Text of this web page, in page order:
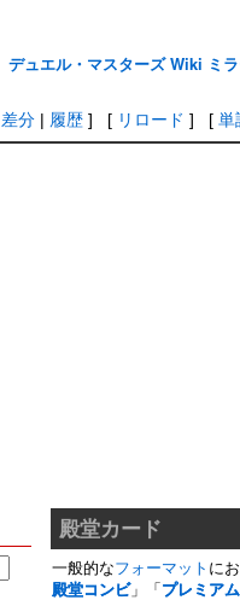
デュエル・マスターズ Wiki ミ
差分| 履歴] [ リロード ] [ 単
殿堂カード
一般的なフォーマット に
殿堂コンビ」「プレミア